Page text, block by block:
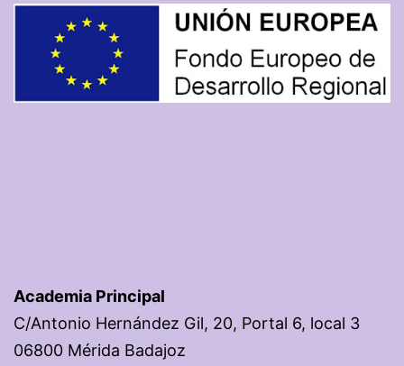
Academia Principal
C/Antonio Hernández Gil, 20, Portal 6, local 3
06800 Mérida Badajoz